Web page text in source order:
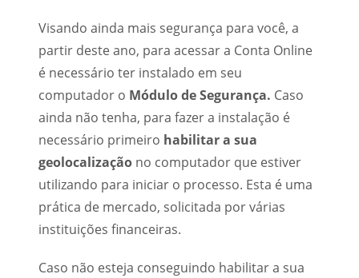
Visando ainda mais segurança para você, a
partir deste ano, para acessar a Conta Online
é necessário ter instalado em seu
computador o Módulo de Segurança. Caso
ainda não tenha, para fazer a instalação é
necessário primeiro habilitar a sua
geolocalizaçãono computador que estiver
utilizando para iniciar o processo. Esta é uma
prática de mercado, solicitada por várias
instituições financeiras.
Caso não esteja conseguindo habilitar a sua